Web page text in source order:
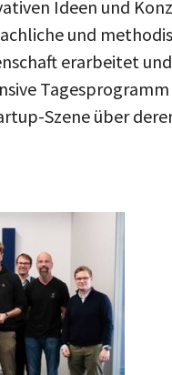
Ideen und
und
erarbeitet
Szene über